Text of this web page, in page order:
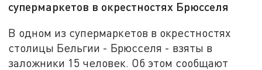
супермаркетов в окрестностях Брюсселя
В одном из супермаркетов в окрестностях
столицы Бельгии - Брюсселя - взяты в
заложники 15 человек. Об этом сообщают